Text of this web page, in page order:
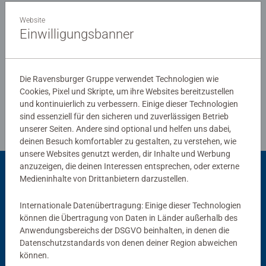
Profi: Hier findet jeder Puzzleliebhaber das perfekte
Puzzle!
Verfasse eine Bewertung
Richtlinien für Bewertungen
Passend dazu
Website
Einwilligungsbanner
Die Ravensburger Gruppe verwendet Technologien wie
Cookies, Pixel und Skripte, um ihre Websites bereitzustellen
und kontinuierlich zu verbessern. Einige dieser Technologien
sind essenziell für den sicheren und zuverlässigen Betrieb
unserer Seiten. Andere sind optional und helfen uns dabei,
deinen Besuch komfortabler zu gestalten, zu verstehen, wie
unsere Websites genutzt werden, dir Inhalte und Werbung
anzuzeigen, die deinen Interessen entsprechen, oder externe
Medieninhalte von Drittanbietern darzustellen.
Internationale Datenübertragung: Einige dieser Technologien
können die Übertragung von Daten in Länder außerhalb des
Anwendungsbereichs der DSGVO beinhalten, in denen die
Datenschutzstandards von denen deiner Region abweichen
können.